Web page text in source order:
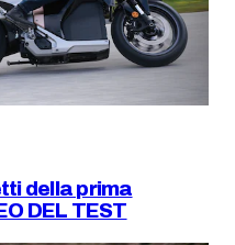
della prima
DEL TEST